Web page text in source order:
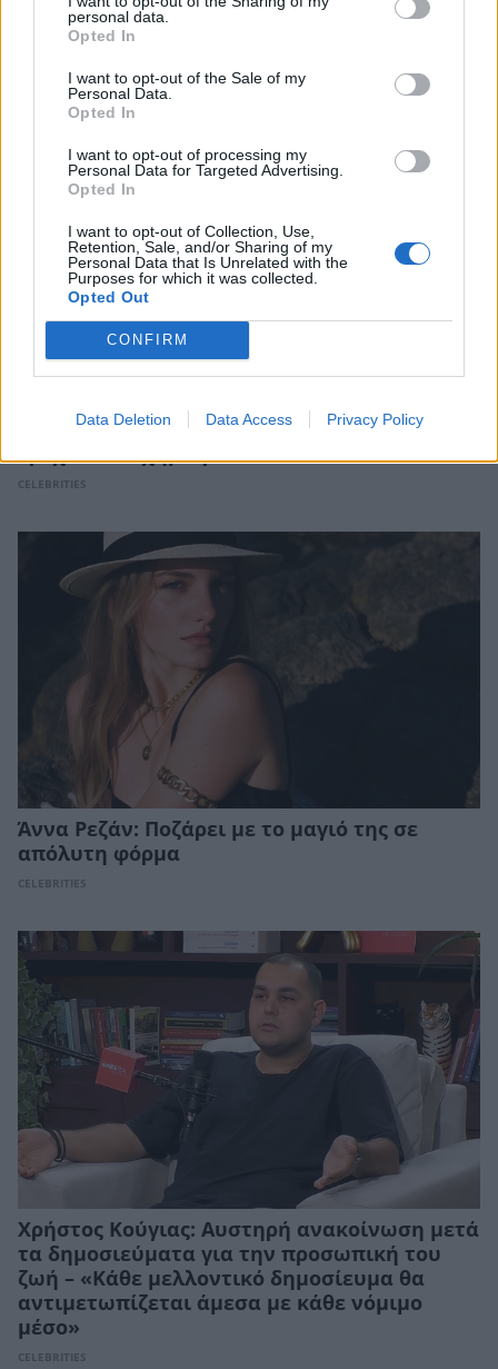
personal data.
Opted In
I want to opt-out of the Sale of my
Personal Data.
Opted In
I want to opt-out of processing my
Personal Data for Targeted Advertising.
Opted In
I want to opt-out of Collection, Use,
Retention, Sale, and/or Sharing of my
Personal Data that Is Unrelated with the
Purposes for which it was collected.
Opted Out
CONFIRM
Data Deletion Data Access Privacy Policy
Ιωάννα Τούνη: Το φωτογραφικό άλμπουμ
των διακοπών της και η εξομολόγηση –
ξημέρωμα να βεβαιωθεί ότι ζω»
CELEBRITIES
CELEBRITIES
Άννα Ρεζάν: Ποζάρει με το μαγιό της σε
απόλυτη φόρμα
CELEBRITIES
Χρήστος Κούγιας: Αυστηρή ανακοίνωση μετά
τα δημοσιεύματα για την προσωπική του
ζωή – «Κάθε μελλοντικό δημοσίευμα θα
αντιμετωπίζεται άμεσα με κάθε νόμιμο
μέσο»
CELEBRITIES